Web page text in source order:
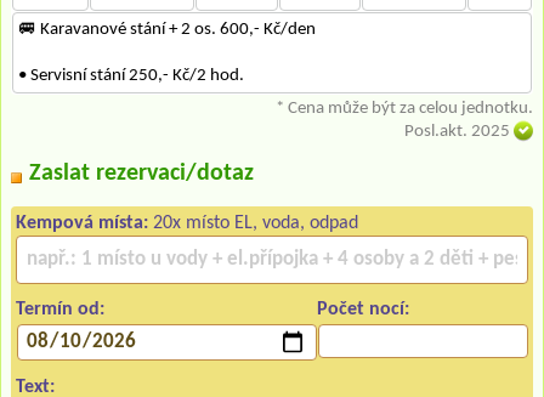
🚐 Karavanové stání + 2 os. 600,- Kč/den
• Servisní stání 250,- Kč/2 hod.
* Cena může být za celou jednotku.
Posl.akt. 2025
Zaslat rezervaci/dotaz
Kempová místa: 20x místo EL, voda, odpad
Termín od: Počet nocí:
Text: